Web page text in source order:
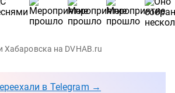
Хабаровска на DVHAB.ru
в Telegram →